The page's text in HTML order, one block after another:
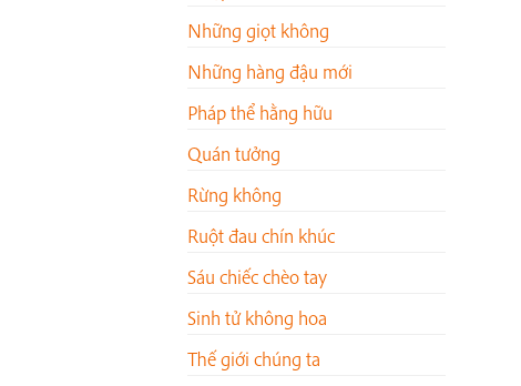
Những giọt không
Những hàng đậu mới
Pháp thể hằng hữu
Quán tưởng
Rừng không
Ruột đau chín khúc
Sáu chiếc chèo tay
Sinh tử không hoa
Thế giới chúng ta